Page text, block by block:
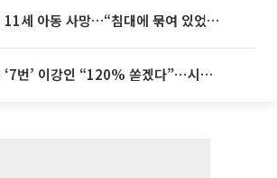
천안 교회서 11세 아동 사망…“침대에 묶여 있었다” 진술 확보
AT마드리드 ‘7번’ 이강인 “120% 쏟겠다”⋯시메오네 감독 “필요한 선수”